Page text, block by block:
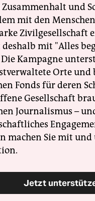
Zusammenhalt und
mit den
Zivilgesellschaft
mit "Alles
Kampagne
Orte und
Fonds für deren
Gesellschaft
Journalismus –
machen Sie mit
Jetzt